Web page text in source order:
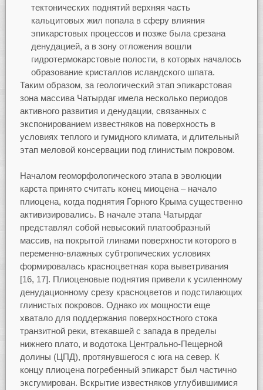
тектонических поднятий верхняя часть
кальцитовых жил попала в сферу влияния
эпикарстовых процессов и позже была срезана
денудацией, а в зону отложения вошли
гидротермокарстовые полости, в которых началось
образование кристаллов исландского шпата.
Таким образом, за геологический этап эпикарстовая
зона массива Чатырдаг имела несколько периодов
активного развития и денудации, связанных с
экспонированием известняков на поверхность в
условиях теплого и гумидного климата, и длительный
этап меловой консервации под глинистым покровом.
Началом геоморфологического этапа в эволюции
карста принято считать конец миоцена – начало
плиоцена, когда поднятия Горного Крыма существенно
активизировались. В начале этапа Чатырдаг
представлял собой невысокий платообразный
массив, на покрытой глинами поверхности которого в
переменно-влажных субтропических условиях
формировалась красноцветная кора выветривания
[16, 17]. Плиоценовые поднятия привели к усиленному
денудационному срезу красноцветов и подстилающих
глинистых покровов. Однако их мощности еще
хватало для поддержания поверхностного стока
транзитной реки, втекавшей с запада в пределы
нижнего плато, и водотока Центрально-Пещерной
долины (ЦПД), протянувшегося с юга на север. К
концу плиоцена погребенный эпикарст был частично
эксгумирован. Вскрытие известняков углубившимися